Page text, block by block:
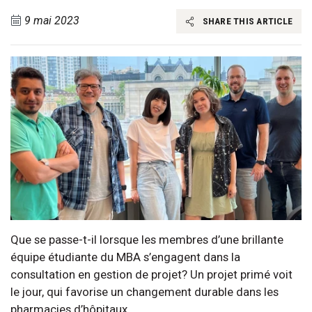
9 mai 2023 SHARE THIS ARTICLE
Que se passe-t-il lorsque les membres d’une brillante
équipe étudiante du MBA s’engagent dans la
consultation en gestion de projet? Un projet primé voit
le jour, qui favorise un changement durable dans les
pharmacies d’hôpitaux.